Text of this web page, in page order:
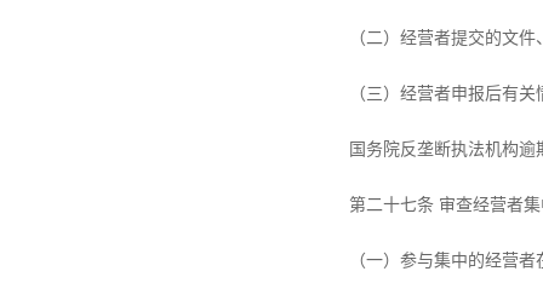
（二）经营者提交的文
（三）经营者申报后有
国务院反垄断执法机构
第二十七条 审查经营者
（一）参与集中的经营